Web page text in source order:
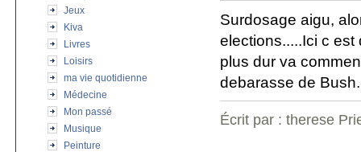
Jeux
Kiva
Livres
Loisirs
ma vie quotidienne
Médecine
Mon passé
Musique
Peinture
Surdosage aigu,
elections.....Ici c
plus dur va
debarasse de Bush.
Écrit par : therese